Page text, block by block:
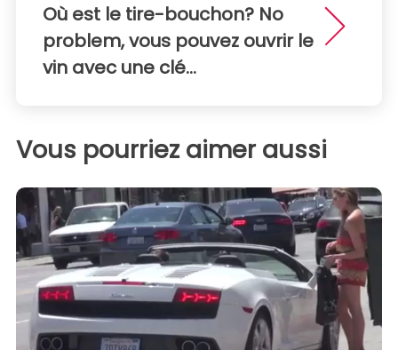
Où est le tire-bouchon? No
problem, vous pouvez ouvrir le
vin avec une clé...
Vous pourriez aimer aussi